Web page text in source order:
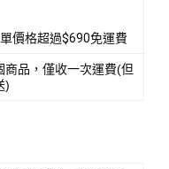
價格超過$690免運費
商品，僅收一次運費(但
)